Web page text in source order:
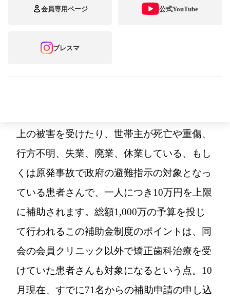
会員専用ページ 公式YouTube
ブレスマ
療費補助は、
聞などのメディ
アを通じて全国
上の被害を受けたり、世帯主が死亡や重傷、
行方不明、失業、廃業、休業している、もし
くは原発事故で政府の避難指示の対象となっ
ている患者さんで、一人につき10万円を上限
に補助されます。総額1,000万の予算を投じ
て行われるこの補助金制度のポイントは、同
会の会員クリニック以外で矯正歯科治療を受
けていた患者さんも対象になるという点。10
月現在、すでに71名からの補助申請の申し込